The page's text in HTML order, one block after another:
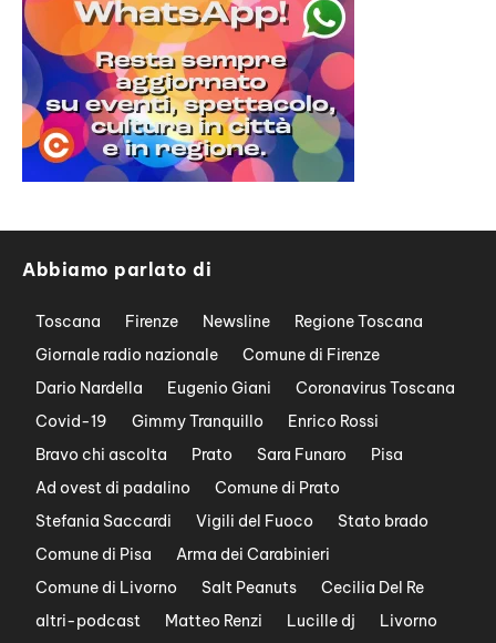
Abbiamo parlato di
Toscana Firenze Newsline
Regione Toscana
Giornale radio nazionale
Comune di Firenze
Dario Nardella
Eugenio Giani
Coronavirus Toscana
Covid-19
Gimmy Tranquillo
Enrico Rossi
Bravo chi ascolta
Prato Sara Funaro
Pisa
Ad ovest di padalino
Comune di Prato
Stefania Saccardi
Vigili del Fuoco
Stato brado
Comune di Pisa
Arma dei Carabinieri
Comune di Livorno
Salt Peanuts
Cecilia Del Re
altri-podcast
Matteo Renzi Lucille dj
Livorno